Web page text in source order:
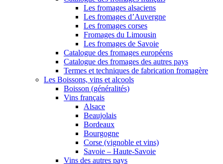
Les fromages alsaciens
Les fromages d’Auvergne
Les fromages corses
Fromages du Limousin
Les fromages de Savoie
Catalogue des fromages européens
Catalogue des fromages des autres pays
Termes et techniques de fabrication fromagère
Les Boissons, vins et alcools
Boisson (généralités)
Vins français
Alsace
Beaujolais
Bordeaux
Bourgogne
Corse (vignoble et vins)
Savoie – Haute-Savoie
Vins des autres pays